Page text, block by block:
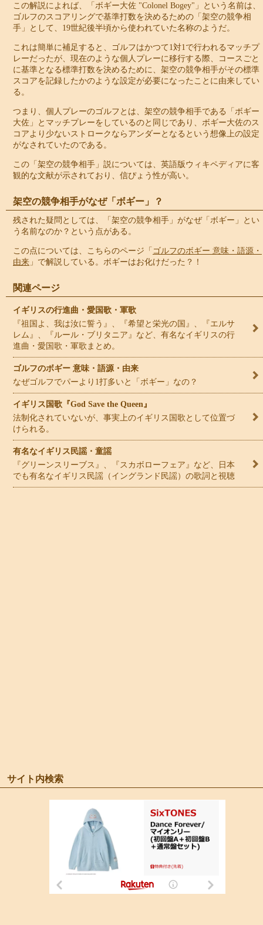
この解説によれば、「ボギー大佐 "Colonel Bogey"」という名前は、
ゴルフのスコアリングで基準打数を決めるための「架空の競争相
手」として、19世紀後半頃から使われていた名称のようだ。
これは簡単に補足すると、ゴルフはかつて1対1で行われるマッチプ
レーだったが、現在のような個人プレーに移行する際、コースごと
に基準となる標準打数を決めるために、架空の競争相手がその標準
スコアを記録したかのような設定が必要になったことに由来してい
る。
つまり、個人プレーのゴルフとは、架空の競争相手である「ボギー
大佐」とマッチプレーをしているのと同じであり、ボギー大佐のス
コアより少ないストロークならアンダーとなるという想像上の設定
がなされていたのである。
この「架空の競争相手」説については、英語版ウィキペディアに客
観的な文献が示されており、信ぴょう性が高い。
架空の競争相手がなぜ「ボギー」？
残された疑問としては、「架空の競争相手」がなぜ「ボギー」とい
う名前なのか？という点がある。
この点については、こちらのページ「 ゴルフのボギー 意味・語源・
由来 」で解説している。ボギーはお化けだった？！
関連ページ
イギリスの行進曲・愛国歌・軍歌
『祖国よ、我は汝に誓う』、『希望と栄光の国』、『エルサ
レム』、『ルール・ブリタニア』など、有名なイギリスの行
進曲・愛国歌・軍歌まとめ。
ゴルフのボギー 意味・語源・由来
なぜゴルフでパーより1打多いと「ボギー」なの？
イギリス国歌『God Save the Queen』
法制化されていないが、事実上のイギリス国歌として位置づ
けられる。
有名なイギリス民謡・童謡
『グリーンスリーブス』、『スカボローフェア』など、日本
でも有名なイギリス民謡（イングランド民謡）の歌詞と視聴
サイト内検索